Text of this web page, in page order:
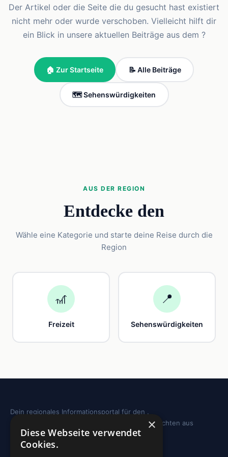
Der Artikel oder die Seite die du gesucht hast existiert
nicht mehr oder wurde verschoben. Vielleicht hilft dir
ein Blick in unsere aktuellen Beiträge aus dem ?
🏠 Zur Startseite 📝 Alle Beiträge
🗺️ Sehenswürdigkeiten
AUS DER REGION
Entdecke den
Wähle eine Kategorie und starte deine Reise durch die
Region
🎢
Freizeit
📍
Sehenswürdigkeiten
Dein regionales Informationsportal für den .
Sehenswürdigkeiten, Ausflugstipps und Geschichten aus
deiner Region.
×
Diese Webseite verwendet
Cookies.